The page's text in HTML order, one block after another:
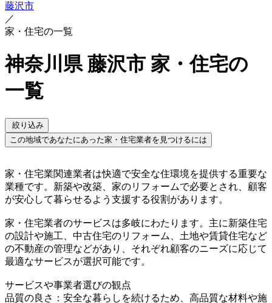
藤沢市
／
家・住宅の一覧
神奈川県 藤沢市 家・住宅の
一覧
絞り込み
この地域であなたにあった家・住宅業者を見つけるには
家・住宅業関連業者は快適で安全な住環境を提供する重要な
業種です。新築や改築、家のリフォームで必要とされ、顧客
が安心して暮らせるよう支援する役割があります。
家・住宅業者のサービスは多岐にわたります。主に新築住宅
の設計や施工、中古住宅のリフォーム、土地や賃貸住宅など
の不動産の管理などがあり、それぞれ顧客のニーズに応じて
最適なサービスが選択可能です。
サービスや事業者選びの観点
品質の良さ：安全な暮らしを続けるため、高品質な材料や施